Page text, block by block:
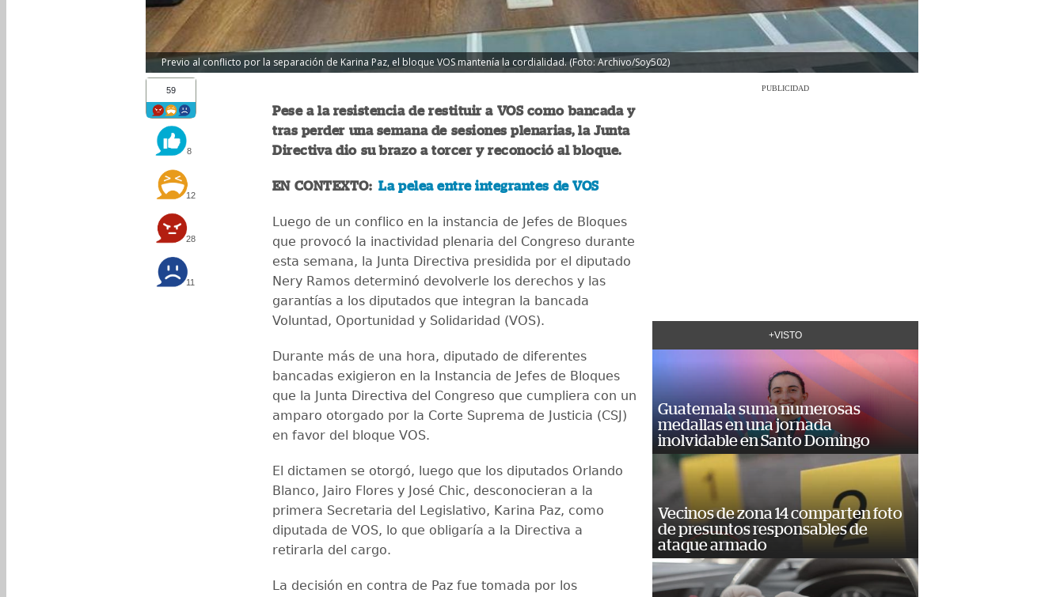
Previo al conflicto por la separación de Karina Paz, el bloque VOS mantenía la cordialidad. (Foto: Archivo/Soy502)
59
8
12
28
11
Pese a la resistencia de restituir a VOS como bancada y
tras perder una semana de sesiones plenarias, la Junta
Directiva dio su brazo a torcer y reconoció al bloque.
EN CONTEXTO:La pelea entre integrantes de VOS
Luego de un conflico en la instancia de Jefes de Bloques
que provocó la inactividad plenaria del Congreso durante
esta semana, la Junta Directiva presidida por el diputado
Nery Ramos determinó devolverle los derechos y las
garantías a los diputados que integran la bancada
Voluntad, Oportunidad y Solidaridad (VOS).
Durante más de una hora, diputado de diferentes
bancadas exigieron en la Instancia de Jefes de Bloques
que la Junta Directiva del Congreso que cumpliera con un
amparo otorgado por la Corte Suprema de Justicia (CSJ)
en favor del bloque VOS.
El dictamen se otorgó, luego que los diputados Orlando
Blanco, Jairo Flores y José Chic, desconocieran a la
primera Secretaria del Legislativo, Karina Paz, como
diputada de VOS, lo que obligaría a la Directiva a
retirarla del cargo.
La decisión en contra de Paz fue tomada por los
PUBLICIDAD
+VISTO
Guatemala suma numerosas
medallas en una jornada
inolvidable en Santo Domingo
Vecinos de zona 14 comparten foto
de presuntos responsables de
ataque armado